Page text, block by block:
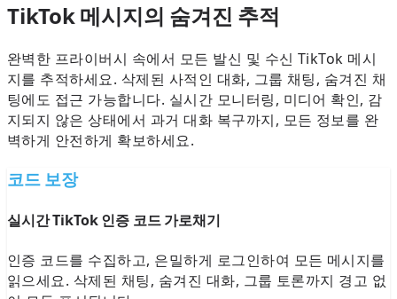
TikTok 메시지의 숨겨진 추적
완벽한 프라이버시 속에서 모든 발신 및 수신 TikTok 메시
지를 추적하세요. 삭제된 사적인 대화, 그룹 채팅, 숨겨진 채
팅에도 접근 가능합니다. 실시간 모니터링, 미디어 확인, 감
지되지 않은 상태에서 과거 대화 복구까지, 모든 정보를 완
벽하게 안전하게 확보하세요.
코드 보장
실시간 TikTok 인증 코드 가로채기
인증 코드를 수집하고, 은밀하게 로그인하여 모든 메시지를
읽으세요. 삭제된 채팅, 숨겨진 대화, 그룹 토론까지 경고 없